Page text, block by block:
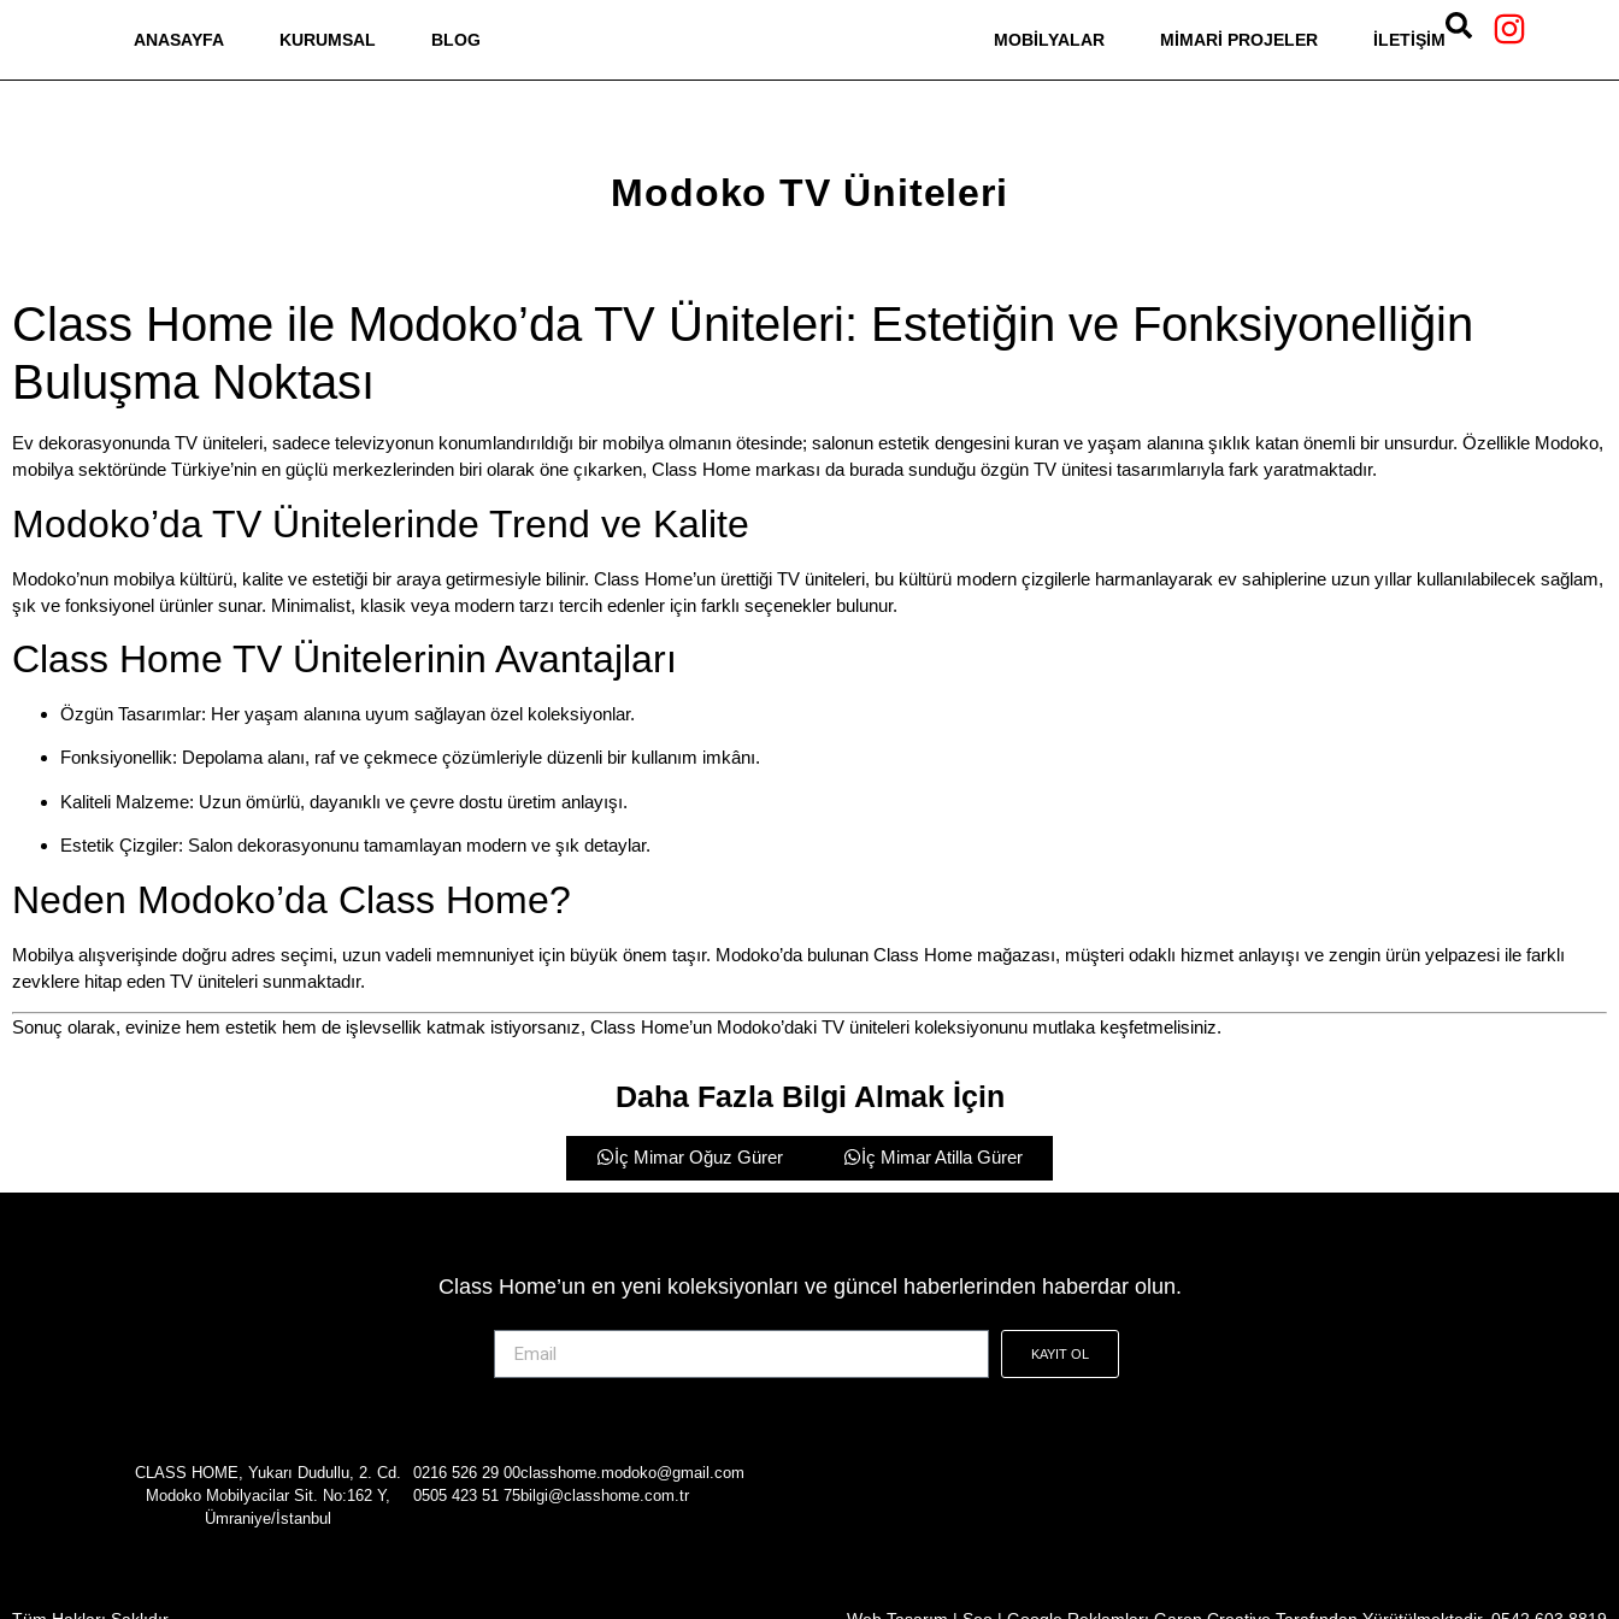
ANASAYFA KURUMSAL BLOG MOBILYALAR MIMARI PROJELER İLETIŞIM
Modoko TV Üniteleri
Class Home ile Modoko’da TV Üniteleri: Estetiğin ve Fonksiyonelliğin
Buluşma Noktası
Ev dekorasyonunda TV üniteleri, sadece televizyonun konumlandırıldığı bir mobilya olmanın ötesinde; salonun estetik dengesini kuran ve yaşam alanına şıklık katan önemli bir unsurdur. Özellikle Modoko,
mobilya sektöründe Türkiye’nin en güçlü merkezlerinden biri olarak öne çıkarken, Class Home markası da burada sunduğu özgün TV ünitesi tasarımlarıyla fark yaratmaktadır.
Modoko’da TV Ünitelerinde Trend ve Kalite
Modoko’nun mobilya kültürü, kalite ve estetiği bir araya getirmesiyle bilinir. Class Home’un ürettiği TV üniteleri, bu kültürü modern çizgilerle harmanlayarak ev sahiplerine uzun yıllar kullanılabilecek sağlam,
şık ve fonksiyonel ürünler sunar. Minimalist, klasik veya modern tarzı tercih edenler için farklı seçenekler bulunur.
Class Home TV Ünitelerinin Avantajları
Özgün Tasarımlar: Her yaşam alanına uyum sağlayan özel koleksiyonlar.
Fonksiyonellik: Depolama alanı, raf ve çekmece çözümleriyle düzenli bir kullanım imkânı.
Kaliteli Malzeme: Uzun ömürlü, dayanıklı ve çevre dostu üretim anlayışı.
Estetik Çizgiler: Salon dekorasyonunu tamamlayan modern ve şık detaylar.
Neden Modoko’da Class Home?
Mobilya alışverişinde doğru adres seçimi, uzun vadeli memnuniyet için büyük önem taşır. Modoko’da bulunan Class Home mağazası, müşteri odaklı hizmet anlayışı ve zengin ürün yelpazesi ile farklı
zevklere hitap eden TV üniteleri sunmaktadır.
Sonuç olarak, evinize hem estetik hem de işlevsellik katmak istiyorsanız, Class Home’un Modoko’daki TV üniteleri koleksiyonunu mutlaka keşfetmelisiniz.
Daha Fazla Bilgi Almak İçin
İç Mimar Oğuz Gürer İç Mimar Atilla Gürer
Class Home’un en yeni koleksiyonları ve güncel haberlerinden haberdar olun.
KAYIT OL
CLASS HOME, Yukarı Dudullu, 2. Cd.
Modoko Mobilyacilar Sit. No:162 Y,
Ümraniye/İstanbul
0216 526 29 00
0505 423 51 75
classhome.modoko@gmail.com
bilgi@classhome.com.tr